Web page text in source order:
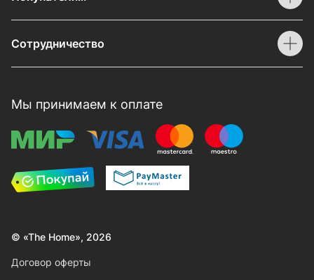
Сотрудничество
Мы принимаем к оплате
© «The Home», 2026
Договор оферты